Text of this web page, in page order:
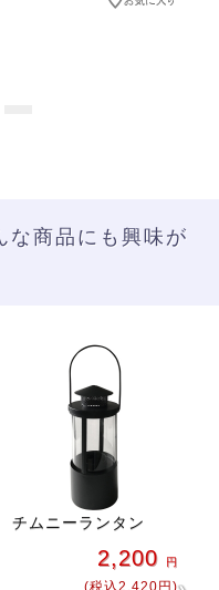
な商品にも興味が
チムニーランタン
2,200 円
(税込2,420円)